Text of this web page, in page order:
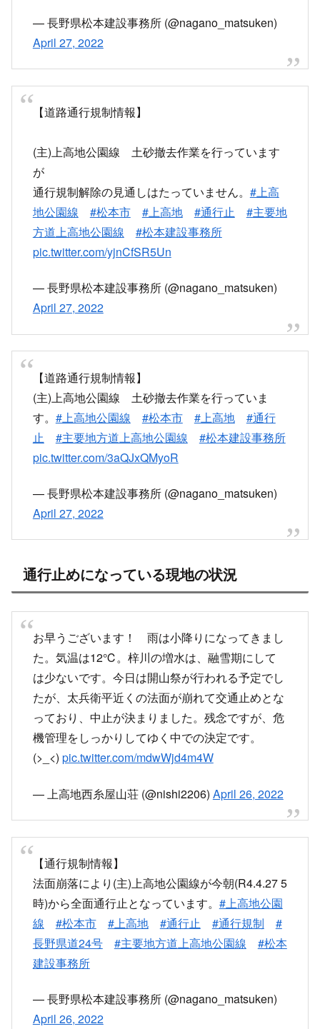
pic.twitter.com/eXU2jc5qmg
— 長野県松本建設事務所 (@nagano_matsuken)
April 27, 2022
【道路通行規制情報】
(主)上高地公園線 土砂撤去作業を行っています
が
通行規制解除の見通しはたっていません。
地公園線
#松本市 #上高地
pic.twitter.com/yjnCfSR5Un
【道路通行規制情報】
(主)上高地公園線 土砂撤去作業を行っていま
す。#上高地公園線 #松本市
pic.twitter.com/3aQJxQMyoR
— 長野県松本建設事務所 (@nagano_matsuken)
通行止めになっている現地の状況
お早うございます！ 雨は小降りになってきまし
た。気温は12℃。梓川の増水は、融雪期にして
は少ないです。今日は開山祭が行われる予定でし
たが、太兵衛平近くの法面が崩れて交通止めとな
っており、中止が決まりました。残念ですが、危
機管理をしっかりしてゆく中での決定です。
— 上高地西糸屋山荘 (@nishi2206)
【通行規制情報】
法面崩落により(主)上高地公園線が今朝(R4.4.27 5
時)から全面通行止となっています。
長野県道24号
#主要地方道上高地公園線
#松本
建設事務所